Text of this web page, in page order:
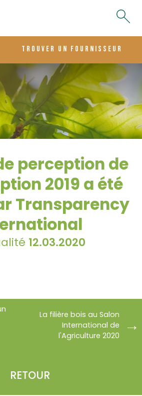
trouver un fournisseur
perception de
2019 a été
Transparency
12.03.2020
RETOUR
La filière bois au Salon
International de
l'Agriculture 2020